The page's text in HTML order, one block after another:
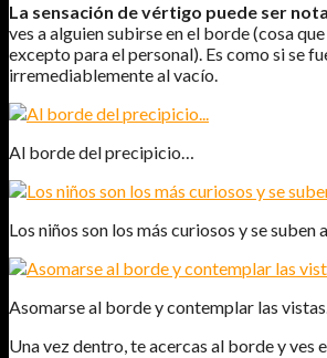
La sensación de vértigo puede ser
ves a alguien subirse en el borde (cosa
excepto para el personal). Es como si se
irremediablemente al vacío.
Al borde del precipicio…
Los niños son los más curiosos y se
Asomarse al borde y contemplar las
Una vez dentro, te acercas al borde y ves